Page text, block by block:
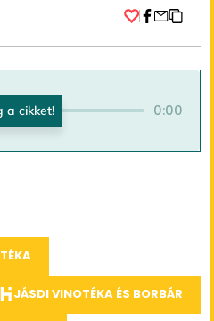
0:00
JÁSDI VINOTÉKA ÉS BORBÁR